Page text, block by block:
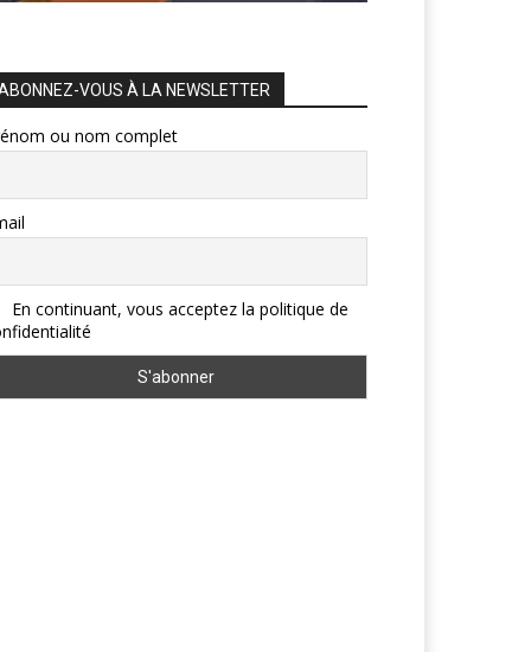
VOUS À LA NEWSLETTER
ou nom complet
En continuant, vous acceptez la politique de